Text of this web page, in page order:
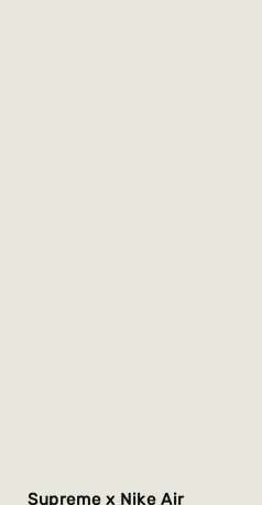
Supreme x Nike Air